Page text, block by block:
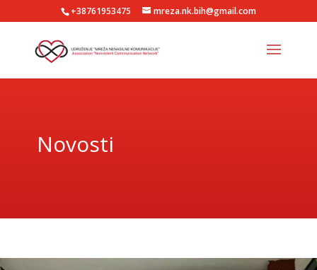
+38761953475 mreza.nk.bih@gmail.com
Novosti